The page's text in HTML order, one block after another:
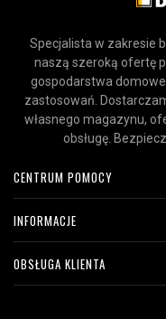
Specjalista w zakresie
naszą szeroką ofertę
gospodarstwa
zastosowań.
własnego magazynu,
obsługę.
CENTRUM POMOCY
INFORMACJE
OBSŁUGA KLIENTA